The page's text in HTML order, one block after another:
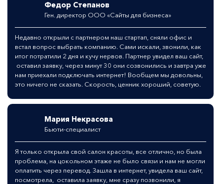
Федор Степанов
Ген. директор ООО «Сайты для бизнеса»
Недавно открыли с партнером наш стартап, сняли офис и
встал вопрос выбрать компанию. Сами искали, звонили, как
итог потратили 2 дня и кучу нервов. Партнер увидел ваш сайт,
оставил заявку, через минут 30 они созвонились и завтра уже
нам приехали подключать интернет! Вообщем мы довольны,
это ничего не сказать. Скорость, ценник хороший, советую.
Мария Некрасова
Бьюти-специалист
Я только открыла свой салон красоты, все отлично, но была
проблема, на цокольном этаже не было связи и нам не могли
оплатить через перевод. Зашла в интернет, увидела ваш сайт,
посмотрела, оставила заявку, мне сразу позвонили, я